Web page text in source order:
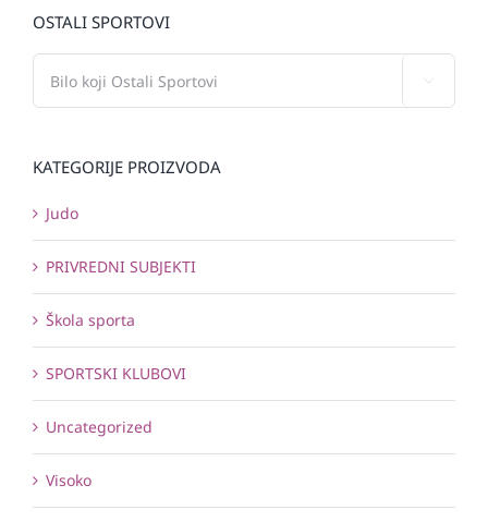
OSTALI SPORTOVI
KATEGORIJE PROIZVODA
Judo
PRIVREDNI SUBJEKTI
Škola sporta
SPORTSKI KLUBOVI
Uncategorized
Visoko